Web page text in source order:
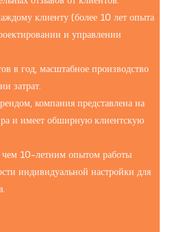
клиенту (более 10 лет опыта
и управлении
в год, масштабное производство
затрат.
компания представлена ​​на
и имеет обширную клиентскую
чем 10-летним опытом работы
индивидуальной настройки для